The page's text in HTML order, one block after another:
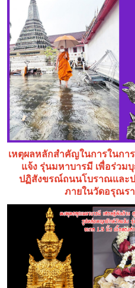
เหตุผลหลักสำคัญในการในกา
แจ้ง รุ่นมหาบารมี เพื่อร่ว
ปฏิสังขรณ์ถนนโบราณและ
ภายในวัดอรุณร